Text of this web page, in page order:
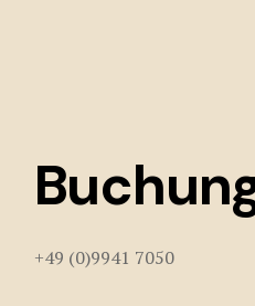
+49 (0)9941 7050